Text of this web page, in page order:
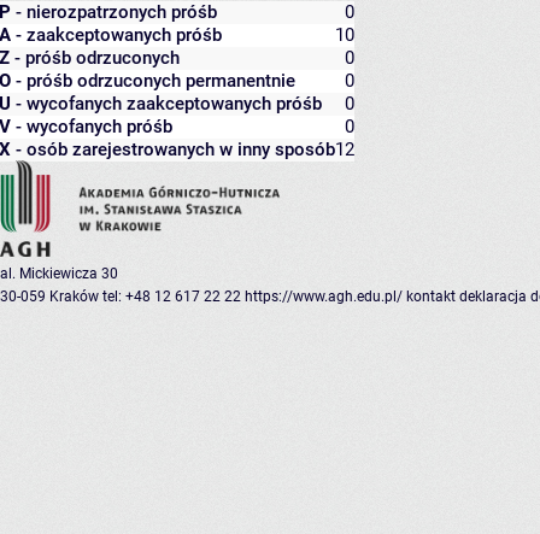
P - nierozpatrzonych próśb
0
A - zaakceptowanych próśb
10
Z - próśb odrzuconych
0
O - próśb odrzuconych permanentnie
0
U - wycofanych zaakceptowanych próśb
0
V - wycofanych próśb
0
X - osób zarejestrowanych w inny sposób12
al. Mickiewicza 30
30-059 Kraków tel: +48 12 617 22 22 https://www.agh.edu.pl/ kontakt deklaracja